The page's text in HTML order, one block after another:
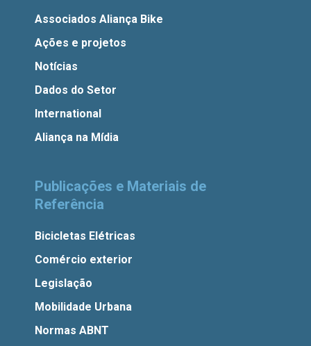
Associados Aliança Bike
Ações e projetos
Notícias
Dados do Setor
International
Aliança na Mídia
Publicações e Materiais de
Referência
Bicicletas Elétricas
Comércio exterior
Legislação
Mobilidade Urbana
Normas ABNT